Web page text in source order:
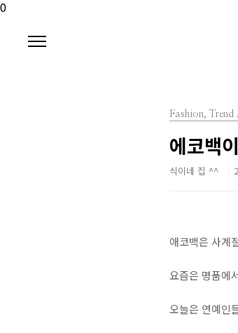
0
본문 바로가기
Fashion, Trend
에코백
식이네 집 ^^
애코백은 사계
요즘은 명품에
오늘은 연예인